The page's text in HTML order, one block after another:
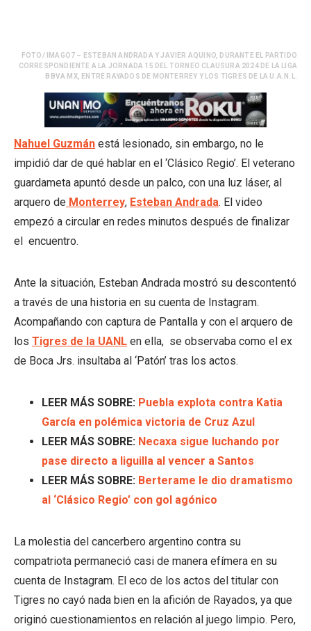
FOTO/ IMAGO7 – ESTEBAN ANDRADA Y JAVIER AQUINO, DURANTE EL PARTIDO
CORRESPONDIENTE A LA JORNADA 15 DEL TORNEO CLAUSURA 2024 DE LA LIGA
BBVA MX, ENTRE RAYADOS DE MONTERREY Y LOS TIGRES DE LA U.A.N.L.
Nahuel Guzmán está lesionado, sin embargo, no le
impidió dar de qué hablar en el ‘Clásico Regio’. El veterano
guardameta apuntó desde un palco, con una luz láser, al
arquero de Monterrey, Esteban Andrada. El video
empezó a circular en redes minutos después de finalizar
el encuentro.
Ante la situación, Esteban Andrada mostró su descontentó
a través de una historia en su cuenta de Instagram.
Acompañando con captura de Pantalla y con el arquero de
los Tigres de la UANL en ella, se observaba como el ex
de Boca Jrs. insultaba al ‘Patón’ tras los actos.
LEER MÁS SOBRE: Puebla explota contra Katia
García en polémica victoria de Cruz Azul
LEER MÁS SOBRE: Necaxa sigue luchando por
pase directo a liguilla al vencer a Santos
LEER MÁS SOBRE: Berterame le dio dramatismo
al ‘Clásico Regio’ con gol agónico
La molestia del cancerbero argentino contra su
compatriota permaneció casi de manera efímera en su
cuenta de Instagram. El eco de los actos del titular con
Tigres no cayó nada bien en la afición de Rayados, ya que
originó cuestionamientos en relación al juego limpio. Pero,